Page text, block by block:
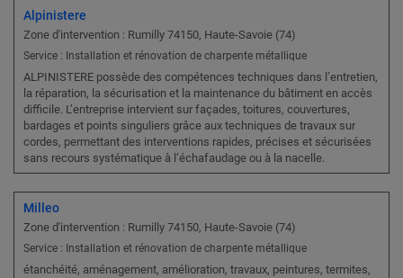
Alpinistere
Zone d'intervention : Rumilly 74150, Haute-Savoie (74)
Service : Installation et rénovation de charpente métallique
ALPINISTERE possède des compétences techniques dans l’entretien,
la réparation, la sécurisation et la maintenance du bâtiment en accès
difficile. L’entreprise intervient sur façades, toitures, couvertures,
bardages et points singuliers grâce aux techniques de travaux sur
cordes, permettant des interventions rapides, précises et sécurisées
sans recours systématique à l’échafaudage ou à la nacelle.
Milleo
Zone d'intervention : Rumilly 74150, Haute-Savoie (74)
Service : Installation et rénovation de charpente métallique
étanchéité, aménagement, amélioration, travaux, peintures, termites,